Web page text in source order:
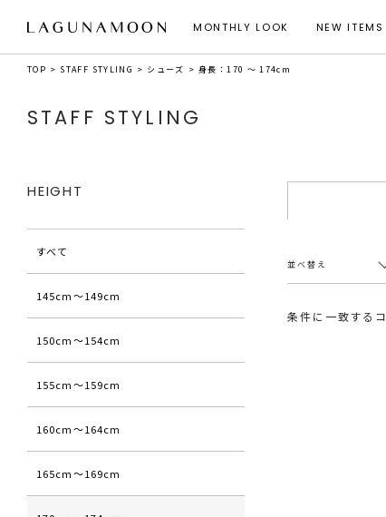
MONTHLY LOOK NEW ITEMS
TOP STAFF STYLING シューズ 身長：170 ～ 174cm
STAFF STYLING
並べ替え
条件に一致する
HEIGHT
すべて
145cm〜149cm
150cm〜154cm
155cm〜159cm
160cm〜164cm
165cm〜169cm